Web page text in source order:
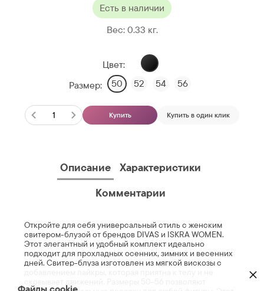
Есть в наличии
Вес:0.33 кг.
Цвет:
Размер:
50 52 54 56
Купить Купить в один клик
Описание
Характеристики
Комментарии
Откройте для себя универсальный стиль с женским
свитером-блузой от брендов DIVAS и ISKRA WOMEN.
Этот элегантный и удобный комплект идеально
подходит для прохладных осенних, зимних и весенних
дней. Свитер-блуза изготовлен из мягкой вискозы с
×